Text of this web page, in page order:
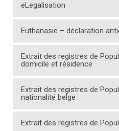
eLegalisation
Euthanasie – déclaration
Extrait des registres de
domicile et résidence
Extrait des registres de
nationalité belge
Extrait des registres de